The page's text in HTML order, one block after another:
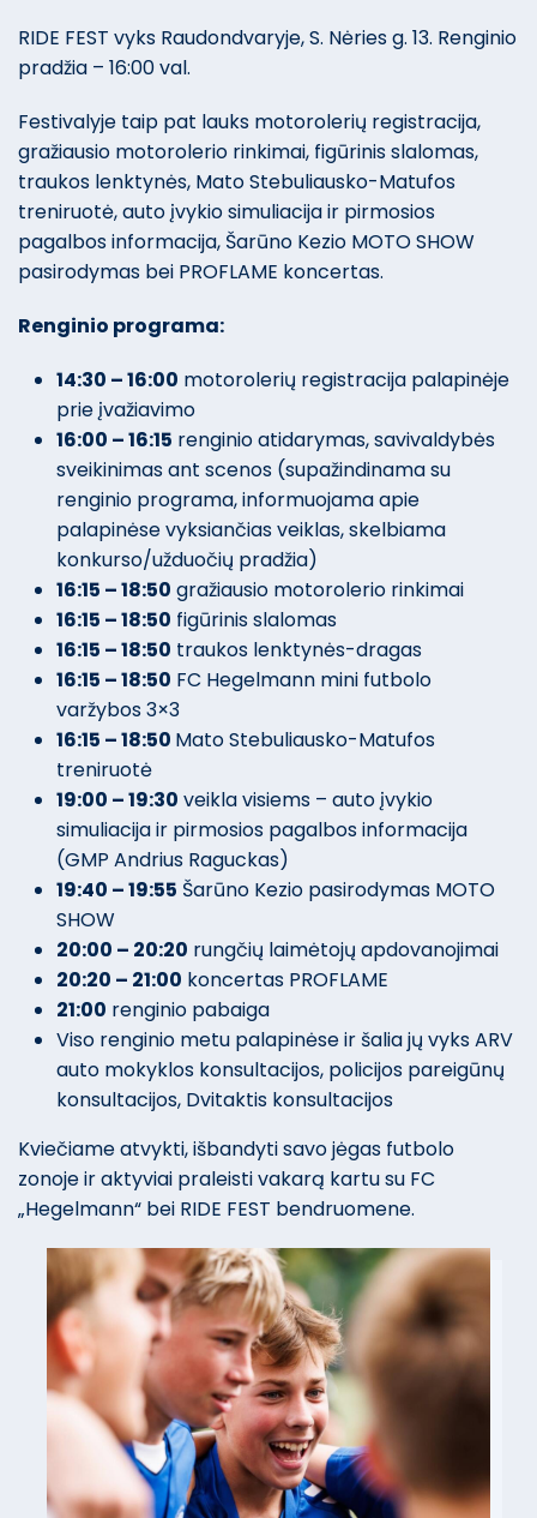
RIDE FEST vyks Raudondvaryje, S. Nėries g. 13. Renginio
pradžia – 16:00 val.
Festivalyje taip pat lauks motorolerių registracija,
gražiausio motorolerio rinkimai, figūrinis slalomas,
traukos lenktynės, Mato Stebuliausko-Matufos
treniruotė, auto įvykio simuliacija ir pirmosios
pagalbos informacija, Šarūno Kezio MOTO SHOW
pasirodymas bei PROFLAME koncertas.
Renginio programa:
14:30 – 16:00 motorolerių registracija palapinėje
prie įvažiavimo
16:00 – 16:15 renginio atidarymas, savivaldybės
sveikinimas ant scenos (supažindinama su
renginio programa, informuojama apie
palapinėse vyksiančias veiklas, skelbiama
konkurso/užduočių pradžia)
16:15 – 18:50 gražiausio motorolerio rinkimai
16:15 – 18:50 figūrinis slalomas
16:15 – 18:50 traukos lenktynės-dragas
16:15 – 18:50 FC Hegelmann mini futbolo
varžybos 3×3
16:15 – 18:50 Mato Stebuliausko-Matufos
treniruotė
19:00 – 19:30 veikla visiems – auto įvykio
simuliacija ir pirmosios pagalbos informacija
(GMP Andrius Raguckas)
19:40 – 19:55 Šarūno Kezio pasirodymas MOTO
SHOW
20:00 – 20:20 rungčių laimėtojų apdovanojimai
20:20 – 21:00 koncertas PROFLAME
21:00 renginio pabaiga
Viso renginio metu palapinėse ir šalia jų vyks ARV
auto mokyklos konsultacijos, policijos pareigūnų
konsultacijos, Dvitaktis konsultacijos
Kviečiame atvykti, išbandyti savo jėgas futbolo
zonoje ir aktyviai praleisti vakarą kartu su FC
„Hegelmann“ bei RIDE FEST bendruomene.